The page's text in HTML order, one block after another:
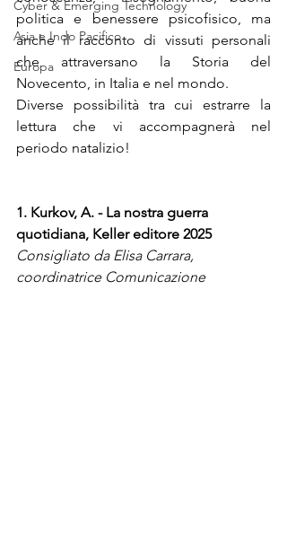
Cyber & Emerging Technology
Asia e Indo Pacifico
Europa
politica e benessere psicofisico, ma
anche il racconto di vissuti personali
che attraversano la Storia del
Novecento, in Italia e nel mondo.
Diverse possibilità tra cui estrarre la
lettura che vi accompagnerà nel
periodo natalizio!
1. Kurkov, A. - La nostra guerra
quotidiana, Keller editore 2025
Consigliato da Elisa Carrara,
coordinatrice Comunicazione